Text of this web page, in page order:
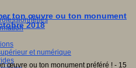
et numérique
ton œuvre ou ton monument
2018